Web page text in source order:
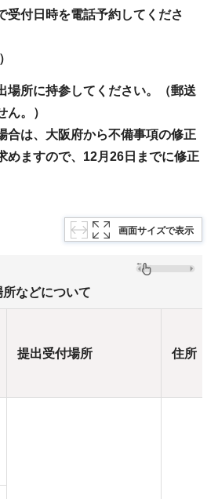
受付日時を電話予約してくださ
場所に持参してください。（郵送
ん。）
合は、大阪府から不備事項の修正
めますので、12月26日までに修正
画面サイズで表示
などについて
提出受付場所 住所